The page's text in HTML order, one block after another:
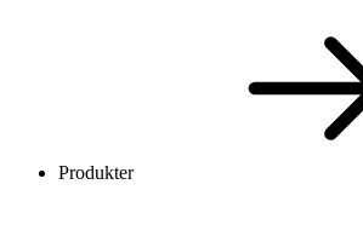
Produkter